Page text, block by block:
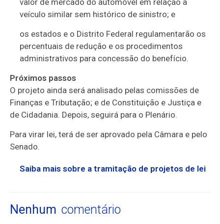
veículo similar sem histórico de sinistro; e
os estados e o Distrito Federal regulamentarão os
percentuais de redução e os procedimentos
administrativos para concessão do benefício.
Próximos passos
O projeto ainda será analisado pelas comissões de
Finanças e Tributação; e de Constituição e Justiça e
de Cidadania. Depois, seguirá para o Plenário.
Para virar lei, terá de ser aprovado pela Câmara e pelo
Senado.
Saiba mais sobre a tramitação de projetos de lei
Nenhum comentário